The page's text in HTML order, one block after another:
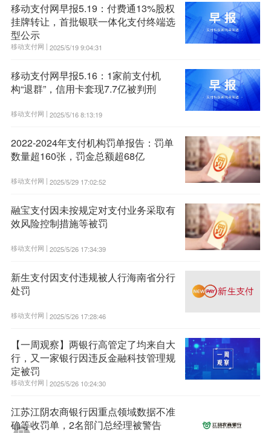
移动支付网早报5.19：付费通13%股权
挂牌转让，首批银联一体化支付终端选
型公示
移动支付网 | 2025/5/19 9:04:31
移动支付网早报5.16：1家前支付机
构“退群”，信用卡套现7.7亿被判刑
移动支付网 | 2025/5/16 8:13:19
2022-2024年支付机构罚单报告：罚单
数量超160张，罚金总额超68亿
移动支付网 | 2025/5/29 17:02:52
融宝支付因未按规定对支付业务采取有
效风险控制措施等被罚
移动支付网 | 2025/5/26 17:34:39
新生支付因支付违规被人行海南省分行
处罚
移动支付网 | 2025/5/26 17:28:46
【一周观察】两银行高管定了均来自大
行，又一家银行因违反金融科技管理规
定被罚
移动支付网 | 2025/5/26 10:24:30
江苏江阴农商银行因重点领域数据不准
确等收罚单，2名部门总经理被警告